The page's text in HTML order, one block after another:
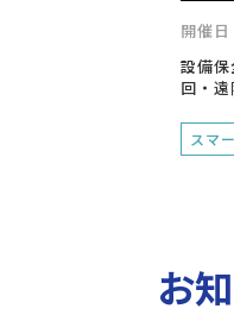
開催
設備
回・
スマ
お